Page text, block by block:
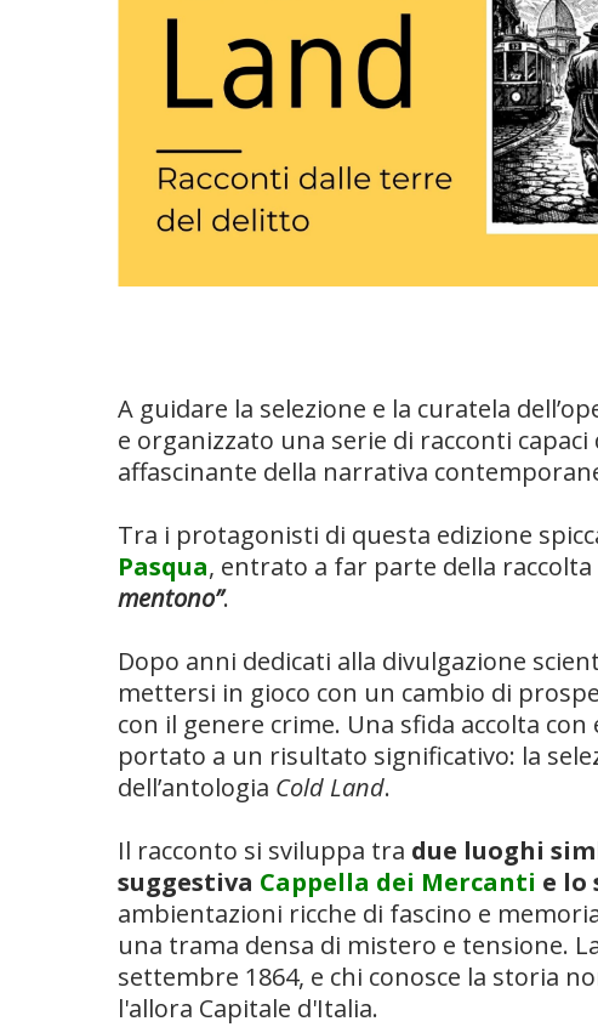
A guidare la selezione e la curatela
e organizzato una serie di racconti
affascinante della narrativa
Tra i protagonisti di questa edizione
Pasqua, entrato a far parte della
mentono”.
Dopo anni dedicati alla divulgazione
mettersi in gioco con un cambio di
con il genere crime. Una sfida accolta
portato a un risultato significativo: la
dell’antologia Cold Land.
Il racconto si sviluppa tra due luoghi
suggestiva Cappella dei Mercanti e lo
ambientazioni ricche di fascino e
una trama densa di mistero e tensione.
settembre 1864, e chi conosce la storia
l'allora Capitale d'Italia.